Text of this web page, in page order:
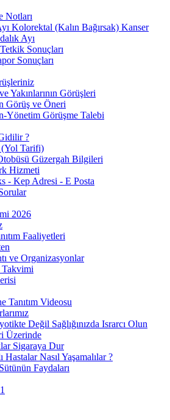
Notları
Kolorektal (Kalın Bağırsak) Kanser
Ayı
Sonuçları
Sonuçları
Yakınlarının Görüşleri
Görüş ve Öneri
Yönetim Görüşme Talebi
?
Tarifi)
Güzergah Bilgileri
Hizmeti
- Kep Adresi - E Posta
2026
Faaliyetleri
ve Organizasyonlar
Takvimi
Tanıtım Videosu
Değil Sağlığınızda Israrcı Olun
Üzerinde
Sigaraya Dur
Hastalar Nasıl Yaşamalılar ?
Faydaları